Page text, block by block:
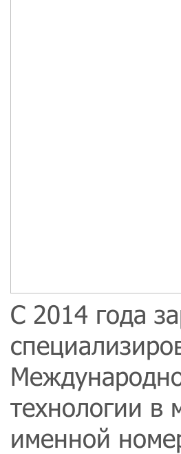
С 2014 года
технологии в
именной